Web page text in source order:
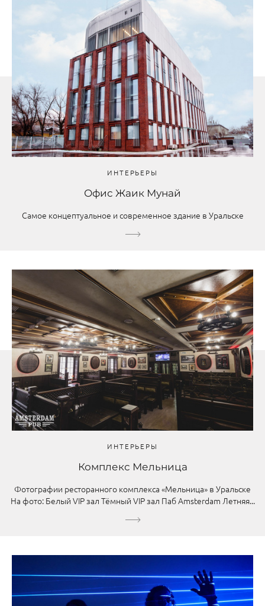
ИНТЕРЬЕРЫ
Офис Жаик Мунай
Самое концептуальное и современное здание в Уральске
ИНТЕРЬЕРЫ
Комплекс Мельница
Фотографии ресторанного комплекса «Мельница» в Уральске
На фото: Белый VIP зал Тёмный VIP зал Паб Amsterdam Летняя...